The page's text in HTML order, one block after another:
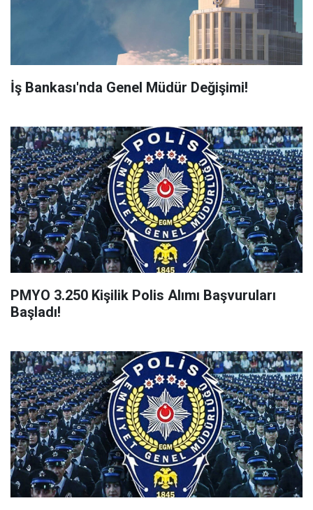
İş Bankası'nda Genel Müdür Değişimi!
PMYO 3.250 Kişilik Polis Alımı Başvuruları
Başladı!